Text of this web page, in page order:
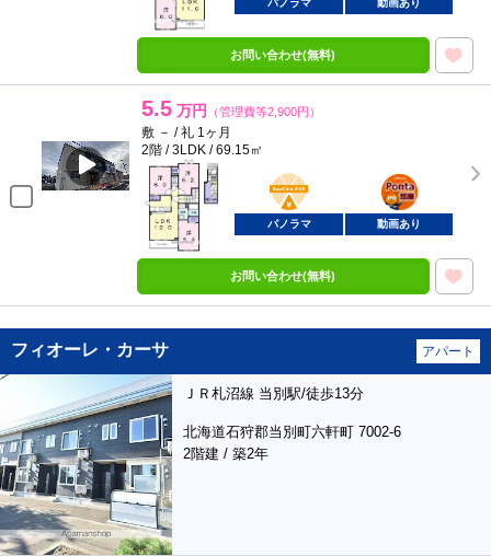
パノラマ 動画あり
お問い合わせ(無料)
5.5 万円 （管理費等2,900円）
敷 － / 礼 1ヶ月
2階 / 3LDK / 69.15㎡
BunChinPAY
ポンタ
部屋
パノラマ 動画あり
お問い合わせ(無料)
フィオーレ・カーサ アパート
ＪＲ札沼線 当別駅/徒歩13分
北海道石狩郡当別町六軒町 7002-6
2階建 / 築2年